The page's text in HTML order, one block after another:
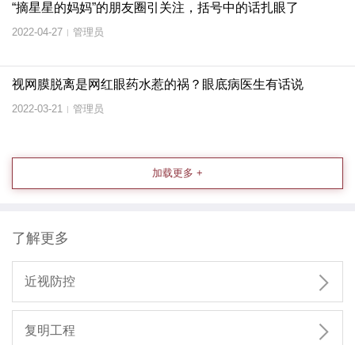
“摘星星的妈妈”的朋友圈引关注，括号中的话扎眼了
2022-04-27 | 管理员
视网膜脱离是网红眼药水惹的祸？眼底病医生有话说
2022-03-21 | 管理员
加载更多 +
了解更多
近视防控 
复明工程 